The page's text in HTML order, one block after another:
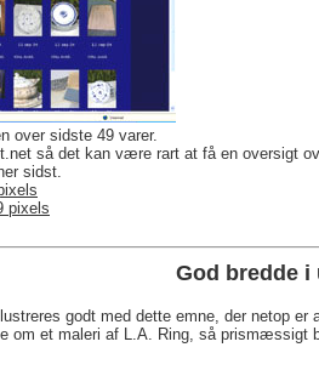
over sidste 49 varer.
så det kan være rart at få en oversigt
sidst.
pixels
God bredde i
godt med dette emne, der netop er
om et maleri af L.A. Ring, så prismæssigt